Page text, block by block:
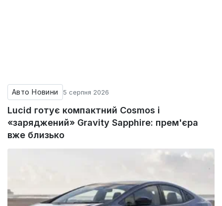
Авто Новини 5 серпня 2026
Lucid готує компактний Cosmos і
«заряджений» Gravity Sapphire: прем'єра
вже близько